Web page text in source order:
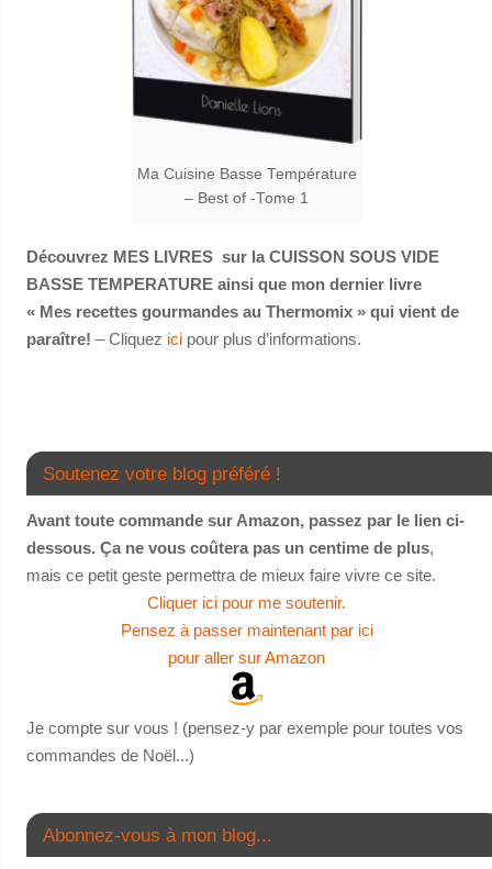
Ma Cuisine Basse Température
– Best of -Tome 1
Découvrez MES LIVRES sur la CUISSON SOUS VIDE
BASSE TEMPERATURE ainsi que mon dernier livre
« Mes recettes gourmandes au Thermomix » qui vient de
paraître! – Cliquez icipour plus d’informations.
Soutenez votre blog préféré !
Avant toute commande sur Amazon, passez par le lien ci-
dessous. Ça ne vous coûtera pas un centime de plus,
mais ce petit geste permettra de mieux faire vivre ce site.
Cliquer ici pour me soutenir.
Pensez à passer maintenant par ici
pour aller sur Amazon
Je compte sur vous ! (pensez-y par exemple pour toutes vos
commandes de Noël...)
Abonnez-vous à mon blog...